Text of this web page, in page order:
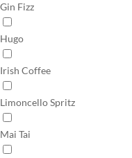
Gin Fizz
Hugo
Irish Coffee
Limoncello Spritz
Mai Tai